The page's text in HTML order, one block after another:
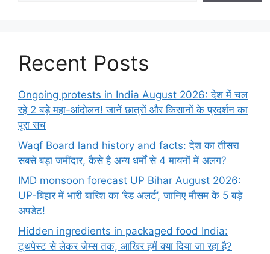
Recent Posts
Ongoing protests in India August 2026: देश में चल
रहे 2 बड़े महा-आंदोलन! जानें छात्रों और किसानों के प्रदर्शन का
पूरा सच
Waqf Board land history and facts: देश का तीसरा
सबसे बड़ा जमींदार, कैसे है अन्य धर्मों से 4 मायनों में अलग?
IMD monsoon forecast UP Bihar August 2026:
UP-बिहार में भारी बारिश का ‘रेड अलर्ट’, जानिए मौसम के 5 बड़े
अपडेट!
Hidden ingredients in packaged food India:
टूथपेस्ट से लेकर जेम्स तक, आखिर हमें क्या दिया जा रहा है?